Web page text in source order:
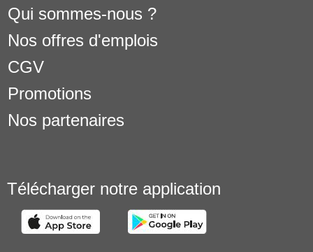
Qui sommes-nous ?
Nos offres d'emplois
CGV
Promotions
Nos partenaires
Télécharger notre application